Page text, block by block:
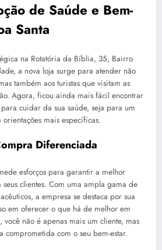
de Saúde e Bem-
Santa
na Rotatória da Bíblia, 35, Bairro
a nova loja surge para atender não
também aos turistas que visitam as
Agora, ficou ainda mais fácil encontrar
cuidar da sua saúde, seja para um
mais específicas.
Diferenciada
esforços para garantir a melhor
clientes. Com uma ampla gama de
a empresa se destaca por sua
em oferecer o que há de melhor em
você não é apenas mais um cliente, mas
com o seu bem-estar.